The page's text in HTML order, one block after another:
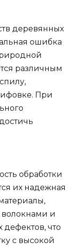
деревянных
ошибка
различным
При
обработки
их надежная
и
что
с высокой